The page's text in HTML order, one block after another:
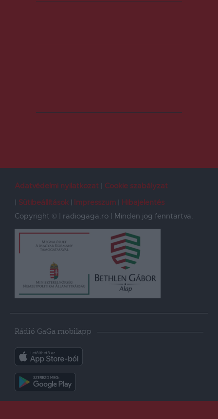
Adatvédelmi nyilatkozat
Cookie szabályzat
Sütibeállítások
Impresszum
Hibajelentés
Copyright © | radiogaga.ro | Minden jog fenntartva.
Rádió GaGa mobilapp